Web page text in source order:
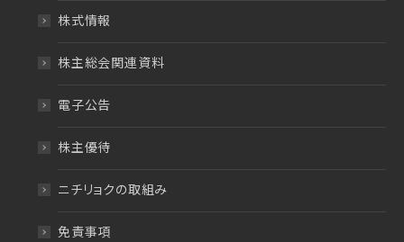
株式情報
株主総会関連資料
電子公告
株主優待
ニチリョクの取組み
免責事項